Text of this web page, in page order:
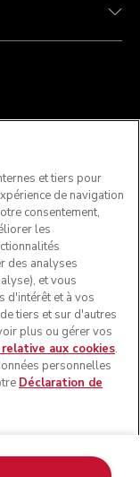
des marques
ailleurs.
et tiers pour
de navigation
consentement,
les
des analyses
et vous
d'intérêt et à vos
tiers et sur d'autres
plus ou gérer vos
aux cookies.
personnelles
Déclaration de